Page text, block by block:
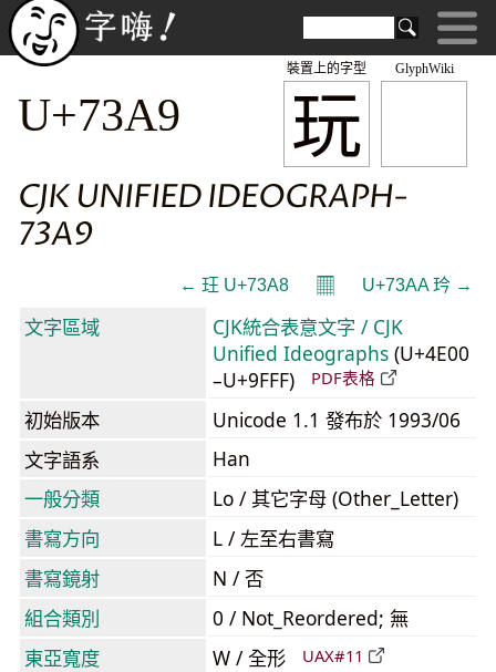
GlyphWiki
玩
裝置上的字型
U+73A9
CJK UNIFIED IDEOGRAPH-
73A9
← 玨 U+73A8 𝄜 U+73AA 玪 →
文字區域
CJK統合表意文字 / CJK
Unified Ideographs (U+4E00
–U+9FFF)
PDF表格
初始版本
Unicode 1.1 發布於 1993/06
文字語系
Han
一般分類
Lo / 其它字母 (Other_Letter)
書寫方向
L / 左至右書寫
書寫鏡射
N / 否
組合類別
0 / Not_Reordered; 無
東亞寬度
W / 全形 UAX#11